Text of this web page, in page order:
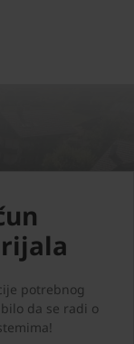
potrebnog
da se radi o